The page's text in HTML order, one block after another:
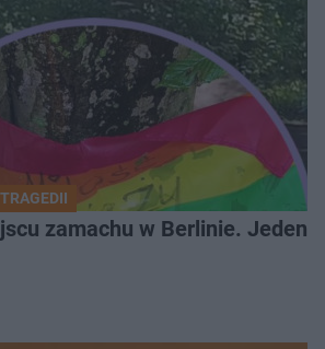
zamachu w Berlinie. Jeden